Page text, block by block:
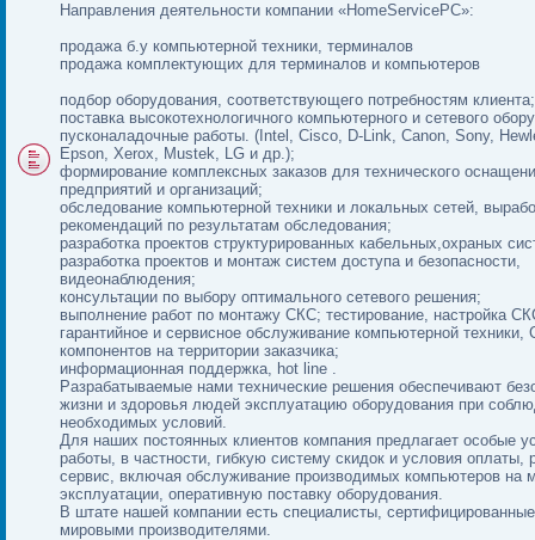
Направления деятельности компании «HomeServicePC»:
продажа б.у компьютерной техники, терминалов
продажа комплектующих для терминалов и компьютеров
подбор оборудования, соответствующего потребностям клиента;
поставка высокотехнологичного компьютерного и сетевого
пусконаладочные работы. (Intel, Cisco, D-Link, Canon, Sony,
Epson, Xerox, Mustek, LG и др.);
формирование комплексных заказов для технического
предприятий и организаций;
обследование компьютерной техники и локальных сетей,
рекомендаций по результатам обследования;
разработка проектов структурированных кабельных,охраных
разработка проектов и монтаж систем доступа и безопасности,
видеонаблюдения;
консультации по выбору оптимального сетевого решения;
выполнение работ по монтажу СКС; тестирование, настройка
гарантийное и сервисное обслуживание компьютерной техники,
компонентов на территории заказчика;
информационная поддержка, hot line .
Разрабатываемые нами технические решения обеспечивают
жизни и здоровья людей эксплуатацию оборудования при
необходимых условий.
Для наших постоянных клиентов компания предлагает особые
работы, в частности, гибкую систему скидок и условия оплаты,
сервис, включая обслуживание производимых компьютеров на
эксплуатации, оперативную поставку оборудования.
В штате нашей компании есть специалисты,
мировыми производителями.